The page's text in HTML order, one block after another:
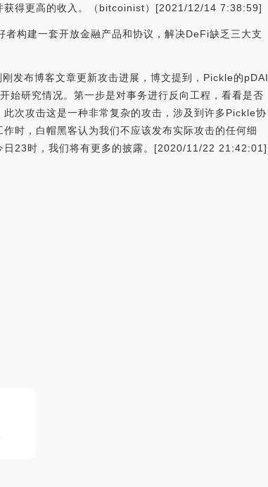
获得更高的收入。（bitcoinist）[2021/12/14 7:38:59]
构建一套开放金融产品和协议，解决DeFi缺乏三大支
发布博客文章更新攻击进展，博文提到，Pickle的pDAI
研究情况。第一步是对事务进行反向工程，看看是否
次攻击这是一种非常复杂的攻击，涉及到许多Pickle协
时，白帽黑客认为我们不应该发布实际攻击的任何细
日23时，我们将有更多的披露。[2020/11/22 21:42:01]